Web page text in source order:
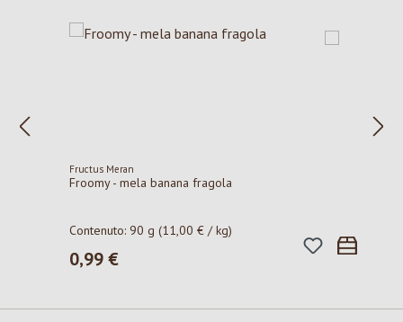
Fructus Meran
Froomy - mela banana fragola
Contenuto: 90 g(11,00 € / kg)
Prezzo normale:
0,99 €